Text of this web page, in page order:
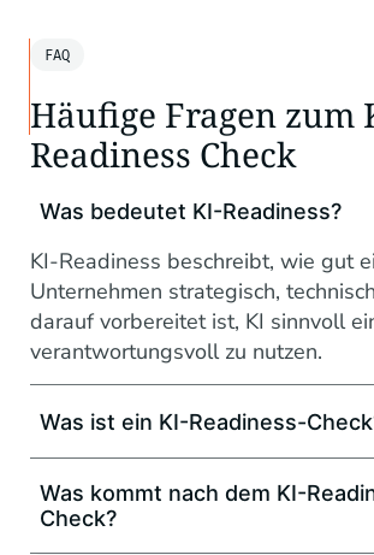
FAQ
Häufige Fragen zum
Readiness Check
Was bedeutet KI-Readiness?
KI-Readiness beschreibt, wie gut
Unternehmen strategisch,
darauf vorbereitet ist, KI sinnvoll
verantwortungsvoll zu nutzen.
Was ist ein KI-Readiness-
Was kommt nach dem KI-
Check?